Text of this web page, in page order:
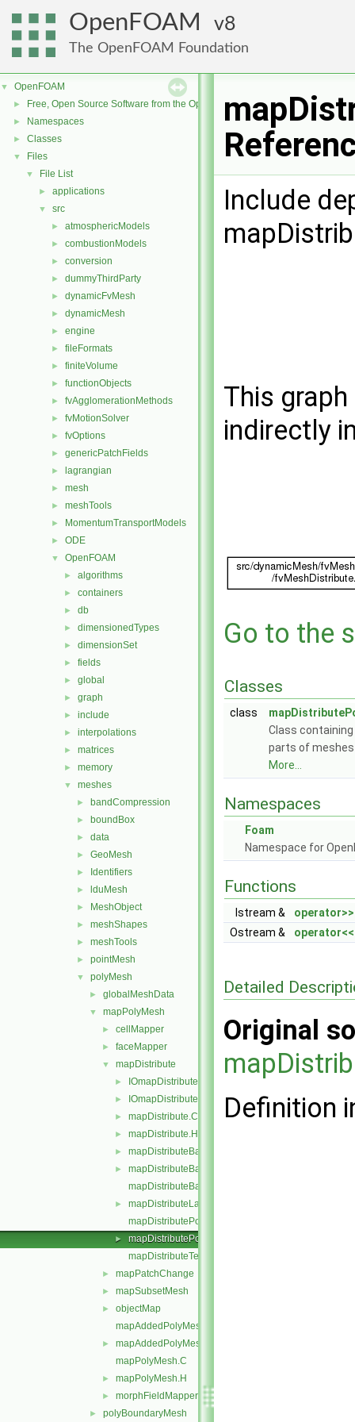
OpenFOAM 8
The OpenFOAM Foundation
▼ OpenFOAM
► Free, Open Source Software from the OpenFOAM Foundation
► Namespaces
► Classes
▼ Files
▼ File List
► applications
▼ src
► atmosphericModels
► combustionModels
► conversion
► dummyThirdParty
► dynamicFvMesh
► dynamicMesh
► engine
► fileFormats
► finiteVolume
► functionObjects
► fvAgglomerationMethods
► fvMotionSolver
► fvOptions
► genericPatchFields
► lagrangian
► mesh
► meshTools
► MomentumTransportModels
► ODE
▼ OpenFOAM
► algorithms
► containers
► db
► dimensionedTypes
► dimensionSet
► fields
► global
► graph
► include
► interpolations
► matrices
► memory
▼ meshes
► bandCompression
► boundBox
► data
► GeoMesh
► Identifiers
► lduMesh
► MeshObject
► meshShapes
► meshTools
► pointMesh
▼ polyMesh
► globalMeshData
▼ mapPolyMesh
► cellMapper
► faceMapper
▼ mapDistribute
► IOmapDistribute.C
► IOmapDistribute.H
► mapDistribute.C
► mapDistribute.H
► mapDistributeBase.C
►
mapDistributeBase.H
mapDistributeBaseTemplates.C
►
mapDistributeLagrangian.H
mapDistributePolyMesh.C
►
mapDistributePolyMesh.H
mapDistributeTemplates.C
► mapPatchChange
► mapSubsetMesh
►
objectMap
mapAddedPolyMesh.C
►
mapAddedPolyMesh.H
mapPolyMesh.C
► mapPolyMesh.H
► morphFieldMapper.H
► polyBoundaryMesh
Include
This
indirectly
Go to the
Classes
class
Class
parts of
More...
Namespaces
Foam
Namespace for
Functions
Istream & operator>>
Ostream &
operator<<
Detailed
Original
Definition